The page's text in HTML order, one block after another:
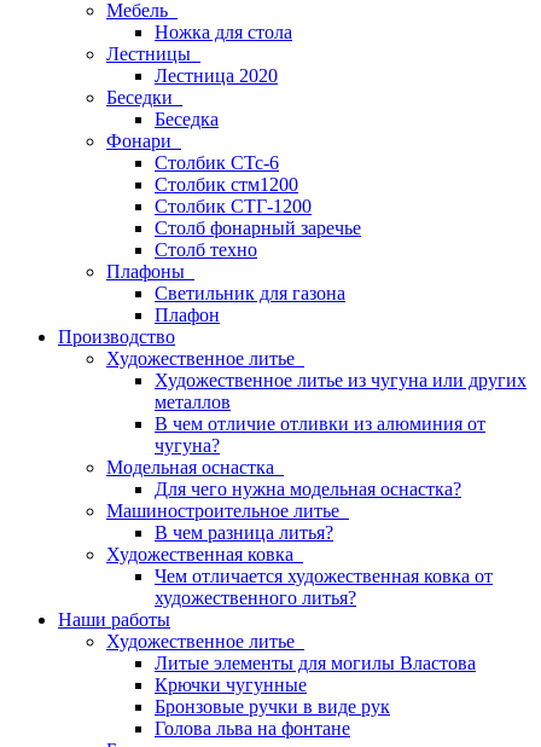
Мебель
Ножка для стола
Лестницы
Лестница 2020
Беседки
Беседка
Фонари
Столбик СТс-6
Столбик стм1200
Столбик СТГ-1200
Столб фонарный заречье
Столб техно
Плафоны
Светильник для газона
Плафон
Производство
Художественное литье
Художественное литье из чугуна или других
металлов
В чем отличие отливки из алюминия от
чугуна?
Модельная оснастка
Для чего нужна модельная оснастка?
Машиностроительное литье
В чем разница литья?
Художественная ковка
Чем отличается художественная ковка от
художественного литья?
Наши работы
Художественное литье
Литые элементы для могилы Властова
Крючки чугунные
Бронзовые ручки в виде рук
Голова льва на фонтане